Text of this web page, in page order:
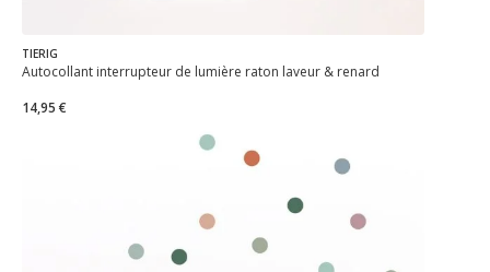
TIERIG
Autocollant interrupteur de lumière raton laveur & renard
14,95 €